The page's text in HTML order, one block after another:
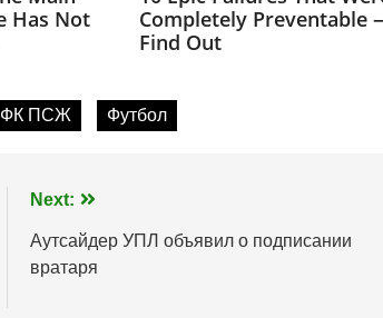
ФК ПСЖ Футбол
Next:
Аутсайдер УПЛ объявил о подписании
вратаря